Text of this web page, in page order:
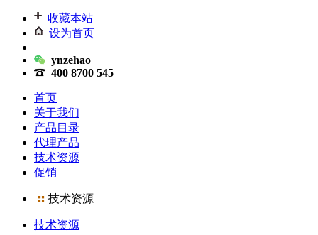
收藏本站
设为首页
ynzehao
400 8700 545
首页
关于我们
产品目录
代理产品
技术资源
促销
技术资源
技术资源